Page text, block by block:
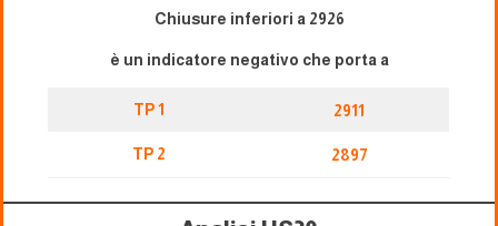
Chiusure inferiori a 2926
è un indicatore negativo che porta a
TP 1 2911
TP 2 2897